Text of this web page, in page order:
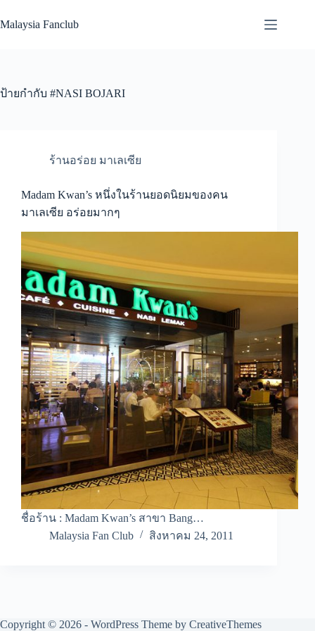
to
content
Malaysia Fanclub
ป้ายกำกับ #NASI BOJARI
ร้านอร่อย มาเลเซีย
Madam Kwan’s หนึ่งในร้านยอดนิยมของคน
มาเลเซีย อร่อยมากๆ
ชื่อร้าน : Madam Kwan’s สาขา Bang…
Malaysia Fan Club
สิงหาคม 24, 2011
Copyright © 2026 - WordPress Theme by CreativeThemes